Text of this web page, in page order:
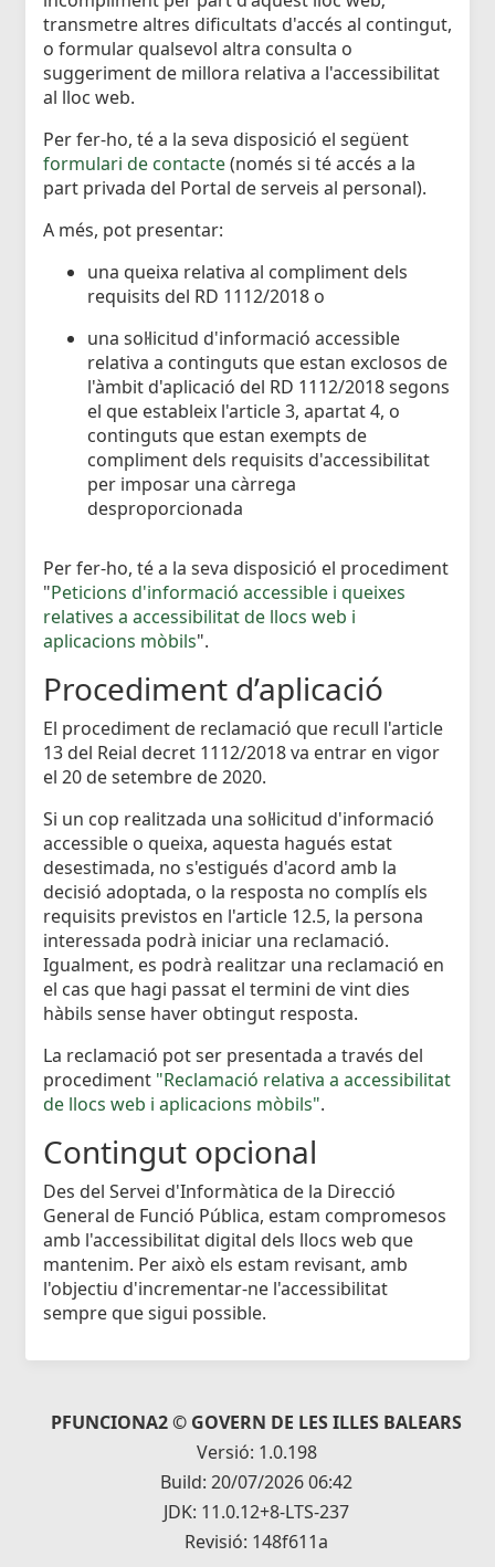
transmetre altres dificultats d'accés al contingut,
o formular qualsevol altra consulta o
suggeriment de millora relativa a l'accessibilitat
al lloc web.
Per fer-ho, té a la seva disposició el següent
formulari de contacte(només si té accés a la
part privada del Portal de serveis al personal).
A més, pot presentar:
una queixa relativa al compliment dels
requisits del RD 1112/2018 o
una sol·licitud d'informació accessible
relativa a continguts que estan exclosos de
l'àmbit d'aplicació del RD 1112/2018 segons
el que estableix l'article 3, apartat 4, o
continguts que estan exempts de
compliment dels requisits d'accessibilitat
per imposar una càrrega
desproporcionada
Per fer-ho, té a la seva disposició el procediment
"Peticions d'informació accessible i queixes
relatives a accessibilitat de llocs web i
aplicacions mòbils".
Procediment d’aplicació
El procediment de reclamació que recull l'article
13 del Reial decret 1112/2018 va entrar en vigor
el 20 de setembre de 2020.
Si un cop realitzada una sol·licitud d'informació
accessible o queixa, aquesta hagués estat
desestimada, no s'estigués d'acord amb la
decisió adoptada, o la resposta no complís els
requisits previstos en l'article 12.5, la persona
interessada podrà iniciar una reclamació.
Igualment, es podrà realitzar una reclamació en
el cas que hagi passat el termini de vint dies
hàbils sense haver obtingut resposta.
La reclamació pot ser presentada a través del
procediment "Reclamació relativa a accessibilitat
de llocs web i aplicacions mòbils".
Contingut opcional
Des del Servei d'Informàtica de la Direcció
General de Funció Pública, estam compromesos
amb l'accessibilitat digital dels llocs web que
mantenim. Per això els estam revisant, amb
l'objectiu d'incrementar-ne l'accessibilitat
sempre que sigui possible.
PFUNCIONA2 © GOVERN DE LES ILLES BALEARS
Versió: 1.0.198
Build: 20/07/2026 06:42
JDK: 11.0.12+8-LTS-237
Revisió: 148f611a